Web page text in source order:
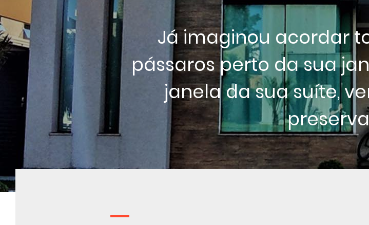
Já imaginou acordar
pássaros perto da sua
janela da sua suíte,